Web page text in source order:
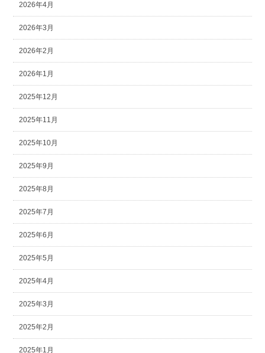
2026年4月
2026年3月
2026年2月
2026年1月
2025年12月
2025年11月
2025年10月
2025年9月
2025年8月
2025年7月
2025年6月
2025年5月
2025年4月
2025年3月
2025年2月
2025年1月